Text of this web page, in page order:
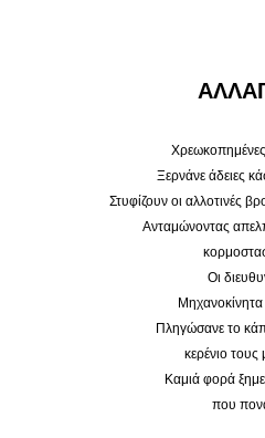
Ξερνάνε άδειες
Στυφίζουν οι αλλοτινές
Ανταμώνοντας
Οι
Μηχανοκίνητα
Πληγώσανε το
κερένιο
Καμιά φορά
που